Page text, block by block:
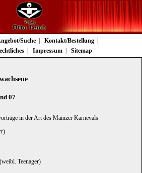
Suche
Kontakt/Bestellung
Impressum Sitemap
07
in der Art des Mainzer Karnevals
Teenager)